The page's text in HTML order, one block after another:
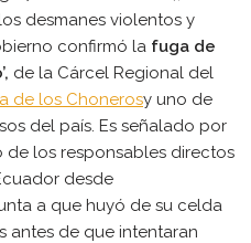
desmanes violentos y
confirmó la fuga de
de la Cárcel Regional del
de los Chonerosy uno de
del país. Es señalado por
los responsables directos
desde
a que huyó de su celda
antes de que intentaran